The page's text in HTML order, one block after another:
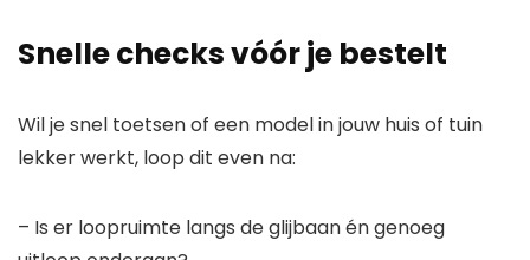
Snelle checks vóór je bestelt
Wil je snel toetsen of een model in jouw huis of tuin
lekker werkt, loop dit even na:
– Is er loopruimte langs de glijbaan én genoeg